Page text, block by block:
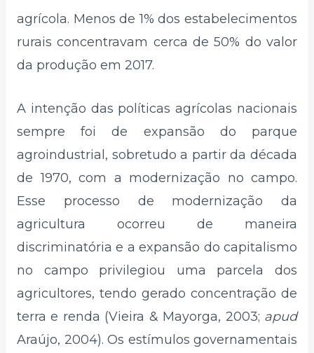
agrícola. Menos de 1% dos estabelecimentos
rurais concentravam cerca de 50% do valor
da produção em 2017.
A intenção das políticas agrícolas nacionais
sempre foi de expansão do parque
agroindustrial, sobretudo a partir da década
de 1970, com a modernização no campo.
Esse processo de modernização da
agricultura ocorreu de maneira
discriminatória e a expansão do capitalismo
no campo privilegiou uma parcela dos
agricultores, tendo gerado concentração de
terra e renda (Vieira & Mayorga, 2003; apud
Araújo, 2004). Os estímulos governamentais